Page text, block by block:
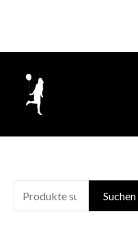
springen
u
Suchen